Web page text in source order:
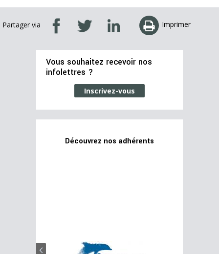
Partager via Imprimer
Vous souhaitez recevoir nos
infolettres ?
Inscrivez-vous
Découvrez nos adhérents